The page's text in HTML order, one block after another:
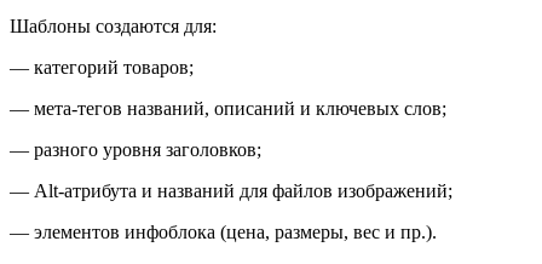
Шаблоны создаются для:
— категорий товаров;
— мета-тегов названий, описаний и ключевых слов;
— разного уровня заголовков;
— Аlt-атрибута и названий для файлов изображений;
— элементов инфоблока (цена, размеры, вес и пр.).